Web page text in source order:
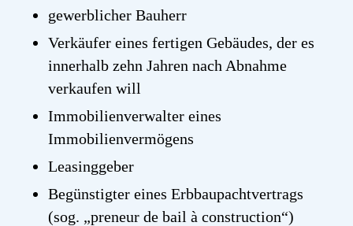
gewerblicher Bauherr
Verkäufer eines fertigen Gebäudes, der es
innerhalb zehn Jahren nach Abnahme
verkaufen will
Immobilienverwalter eines
Immobilienvermögens
Leasinggeber
Begünstigter eines Erbbaupachtvertrags
(sog. „preneur de bail à construction“)